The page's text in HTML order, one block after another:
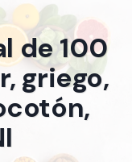
de 100
griego,